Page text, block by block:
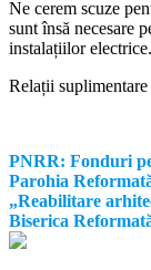
Ne cerem scuze
sunt însă necesare
instalațiilor electrice.
Relații
PNRR: Fonduri
Parohia
„Reabilitare
Biserica